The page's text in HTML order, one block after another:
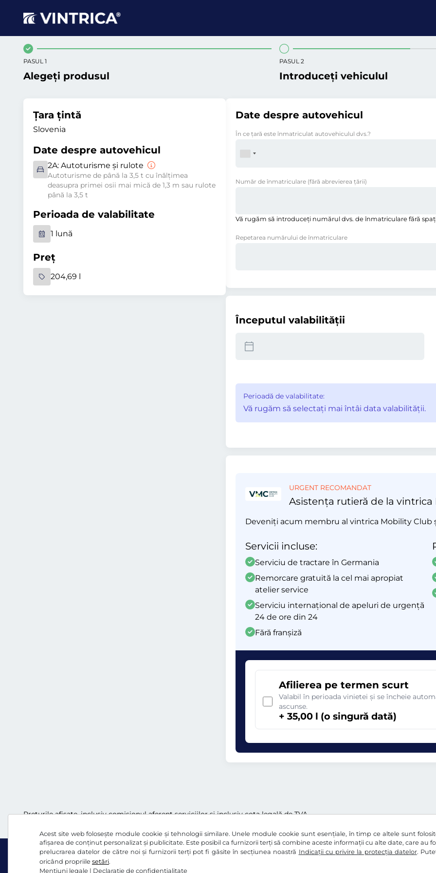
Acest site web folosește module cookie și tehnologii similare. Unele module cookie sunt esențiale, în timp ce altele sunt
afișarea de conținut personalizat și publicitate. Este posibil ca furnizorii terți să combine aceste informații cu alte date, care au
prelucrarea datelor de către noi și furnizorii terți pot fi găsite în secțiunea noastră Indicații cu privire la protecția datelor.
oricând propriile setări.
Mențiuni legale | Declaraţie de confidențialitate
PASUL 1
Alegeți produsul
PASUL 2
Introduceți vehiculul
Țara țintă
Slovenia
Date despre autovehicul
2A: Autoturisme și rulote
Autoturisme de până la 3,5 t cu înălțimea
deasupra primei osii mai mică de 1,3 m sau rulote
până la 3,5 t
Perioada de valabilitate
1 lună
Preț
204,69 l
Date despre autovehicul
În ce ţară este înmatriculat autovehiculul dvs.?
Număr de înmatriculare (fără abrevierea ţării)
Vă rugăm să introduceţi numărul dvs. de înmatriculare fără
Repetarea numărului de înmatriculare
Începutul valabilităţii
Perioadă de valabilitate:
Vă rugăm să selectaţi mai întâi data valabilităţii.
URGENT RECOMANDAT
Asistența rutieră de la
Deveniți acum membru al vintrica Mobility Club
Servicii incluse:
Serviciu de tractare în Germania
Remorcare gratuită la cel mai apropiat
atelier service
Serviciu internațional de apeluri de urgență
24 de ore din 24
Fără franșiză
Afilierea pe termen scurt
Valabil în perioada vinietei și se încheie
ascunse.
+ 35,00 l (o singură dată)
Preţurile afişate, inclusiv comisionul aferent serviciilor și inclusiv cota legală de TVA